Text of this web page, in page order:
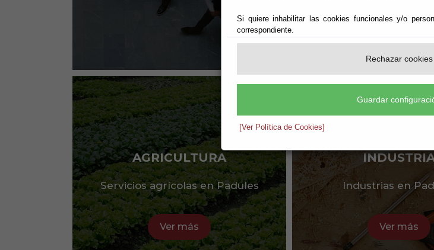
Si quiere inhabilitar las cookies funcionales y/o
correspondiente.
Rechazar cookies
Guardar
[Ver Política de Cookies]
AGRICULTURA
Servicios agrícolas en Padules
Ver más
Industrias en
Ver más